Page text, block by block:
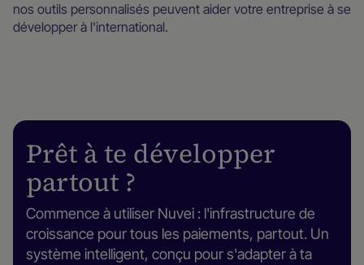
nos outils personnalisés peuvent aider votre entreprise à se
développer à l'international.
Prêt à te développer
partout ?
Commence à utiliser Nuvei : l'infrastructure de
croissance pour tous les paiements, partout. Un
système intelligent, conçu pour s'adapter à ta